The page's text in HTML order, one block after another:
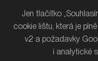
Jen tlačítko
cookie lištu, která je
v2 a požadavky
i analytické
Jak jsme s
ČSOB